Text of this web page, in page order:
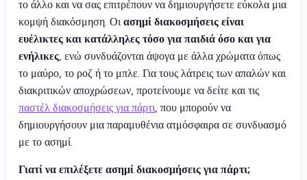
το άλλο και να σας επιτρέπουν να δημιουργήσετε εύκολα μια
κομψή διακόσμηση. Οιασημί διακοσμήσεις είναι
ευέλικτες και κατάλληλες τόσο για παιδιά όσο και για
ενήλικες, ενώ συνδυάζονται άψογα με άλλα χρώματα όπως
το μαύρο, το ροζ ή το μπλε. Για τους λάτρεις των απαλών και
διακριτικών αποχρώσεων, προτείνουμε να δείτε και τις
παστέλ διακοσμήσεις για πάρτι, που μπορούν να
δημιουργήσουν μια παραμυθένια ατμόσφαιρα σε συνδυασμό
με το ασημί.
Γιατί να επιλέξετε ασημί διακοσμήσεις για πάρτι;